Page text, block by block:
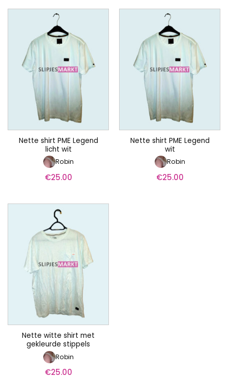
Nette shirt PME Legend
licht wit
Robin
€25.00
Nette shirt PME Legend
wit
Robin
€25.00
Nette witte shirt met
gekleurde stippels
Robin
€25.00